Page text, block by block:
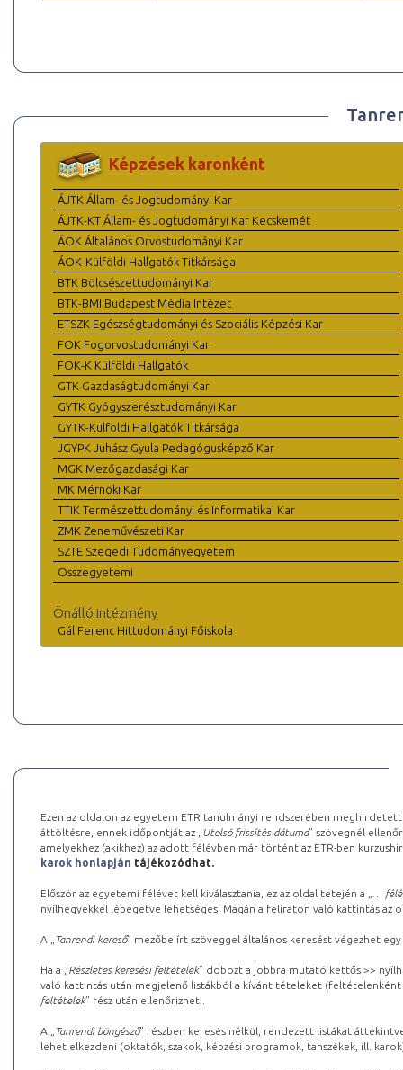
Képzések karonként
ÁJTK Állam- és Jogtudományi Kar
ÁJTK-KT Állam- és Jogtudományi Kar Kecskemét
ÁOK Általános Orvostudományi Kar
ÁOK-Külföldi Hallgatók Titkársága
BTK Bölcsészettudományi Kar
BTK-BMI Budapest Média Intézet
ETSZK Egészségtudományi és Szociális Képzési Kar
FOK Fogorvostudományi Kar
FOK-K Külföldi Hallgatók
GTK Gazdaságtudományi Kar
GYTK Gyógyszerésztudományi Kar
GYTK-Külföldi Hallgatók Titkársága
JGYPK Juhász Gyula Pedagógusképző Kar
MGK Mezőgazdasági Kar
MK Mérnöki Kar
TTIK Természettudományi és Informatikai Kar
ZMK Zeneművészeti Kar
SZTE Szegedi Tudományegyetem
Összegyetemi
Önálló intézmény
Gál Ferenc Hittudományi Főiskola
Ezen az oldalon az egyetem ETR tanulmányi rendszerében
áttöltésre, ennek időpontját az „ Utolsó frissítés dátuma” szövegnél
amelyekhez (akikhez) az adott félévben már történt az ETR-ben
karok honlapján tájékozódhat.
Először az egyetemi félévet kell kiválasztania, ez az oldal tetején a „
…
nyílhegyekkel lépegetve lehetséges. Magán a feliraton való kattintás az
A „ Tanrendi kereső” mezőbe írt szöveggel általános keresést végezhet
Ha a „ Részletes keresési feltételek” dobozt a jobbra mutató kettős >>
való kattintás után megjelenő listákból a kívánt tételeket (feltételenként
feltételek” rész után ellenőrizheti.
A „ Tanrendi böngésző” részben keresés nélkül, rendezett listákat
lehet elkezdeni (oktatók, szakok, képzési programok, tanszékek, ill.